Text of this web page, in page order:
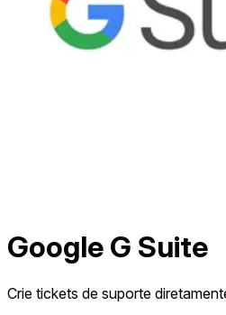
Google G Suite
Crie tickets de suporte